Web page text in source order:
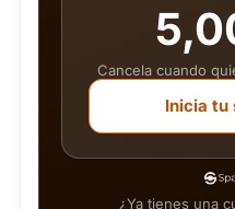
Cancela cuando
Inicia tu
¿Ya tienes una